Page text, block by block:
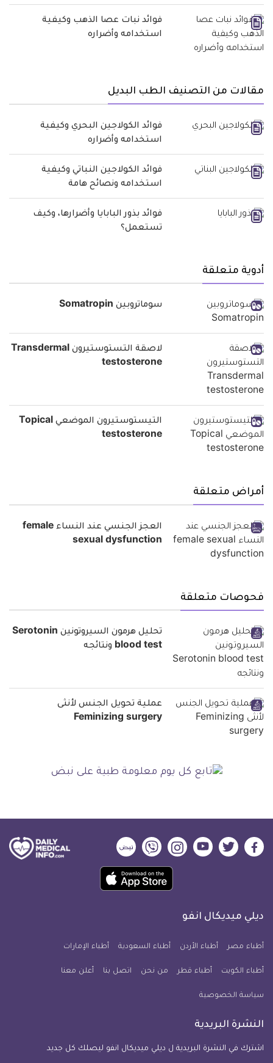
فوائد نبات عصا الذهب وكيفية
استخدامه وأضراره
مقالات من التصنيف الطب البديل
فوائد الكولاجين البحري وكيفية
استخدامه وأضراره
فوائد الكولاجين النباتي وكيفية
استخدامه ونصائح هامة
فوائد بذور البابايا وأضرارها، وكيف
تستعمل؟
أدوية متعلقة
سوماتروبين Somatropin
لاصقة التستوستيرون Transdermal
testosterone
التيستوستيرون الموضعي Topical
testosterone
أمراض متعلقة
العجز الجنسي عند النساء female
sexual dysfunction
فحوصات متعلقة
تحليل هرمون السيروتونين Serotonin
blood test ونتائجه
عملية تحويل الجنس لأنثى
Feminizing surgery
ديلي
فيسبوك
ديلي
تويتر
ديلي
ميديكال
يوتيوب
ديلي
ميديكال
انفو
ديلي
ميديكال
انفو
ديلي
ميديكال
انفو
حمل
تطبيق
معلومة
للآيفون
ديلي ميديكال انفو
أطباء مصر أطباء الأردن أطباء السعودية أطباء الإمارات
أطباء الكويت أطباء قطر من نحن اتصل بنا أعلن معنا
سياسة الخصوصية
النشرة البريدية
اشترك في النشرة البريدية ل ديلي ميديكال انفو ليصلك كل جديد